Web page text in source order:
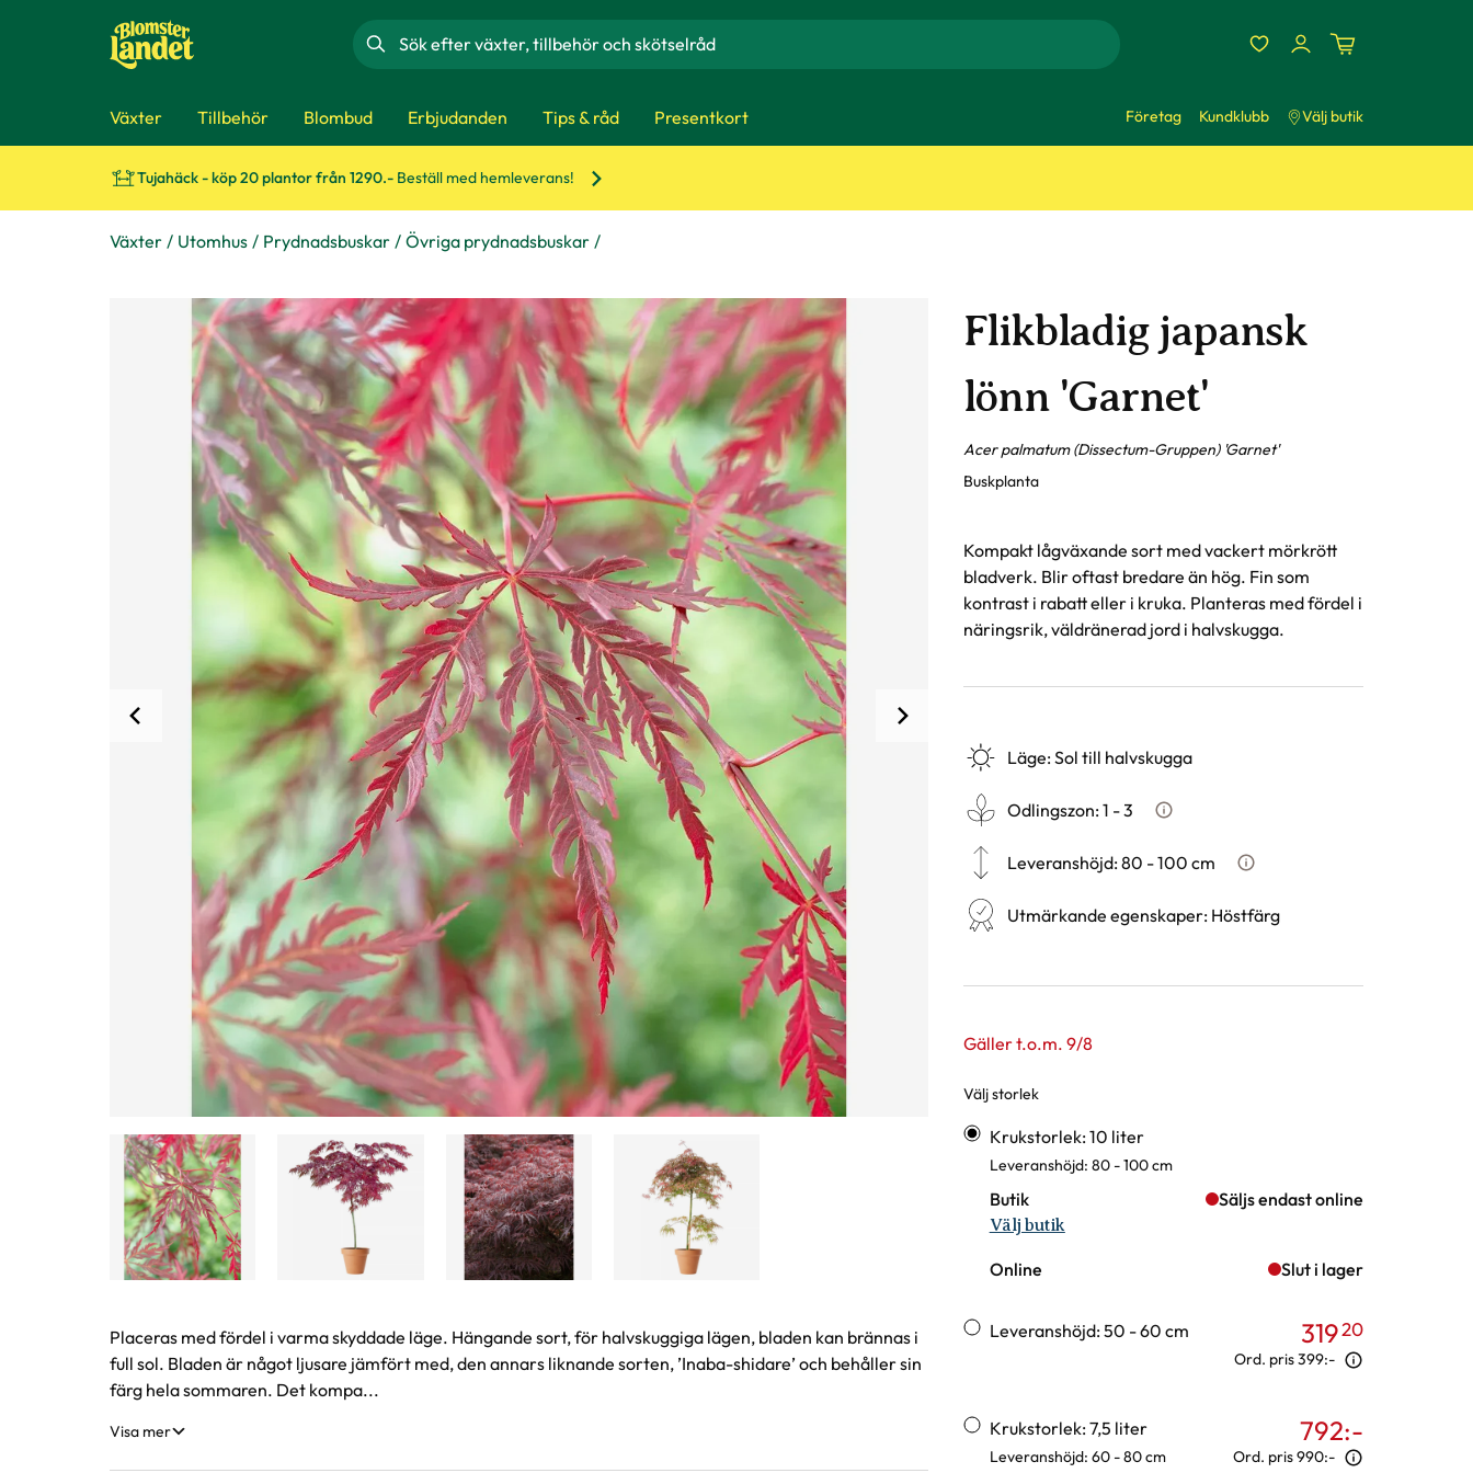
Sök
Växter Tillbehör Blombud Erbjudanden Tips & råd Presentkort Företag Kundklubb Välj butik
Tujahäck - köp 20 plantor från 1290.- Beställ med hemleverans!
Växter Utomhus Prydnadsbuskar Övriga prydnadsbuskar
Flikbladig japansk
lönn 'Garnet'
Acer palmatum (Dissectum-Gruppen) 'Garnet'
Buskplanta
Kompakt lågväxande sort med vackert mörkrött
bladverk. Blir oftast bredare än hög. Fin som
kontrast i rabatt eller i kruka. Planteras med fördel i
näringsrik, väldränerad jord i halvskugga.
Läge:Sol till halvskugga
Odlingszon:1 - 3
Vad är odlingszon?
Leveranshöjd:80 - 100 cm
Hur vi mäter leveranshöjd
Utmärkande egenskaper: Höstfärg
Gäller t.o.m. 9/8
Välj storlek
Varianter
Krukstorlek: 10 liter
Leveranshöjd: 80 - 100 cm
Butik Säljs endast online
Välj butik
Online Slut i lager
Leveranshöjd: 50 - 60 cm 31920
Ord. pris399:-
Krukstorlek: 7,5 liter
Leveranshöjd: 60 - 80 cm
792:-
Ord. pris990:-
Produktinformation
Placeras med fördel i varma skyddade läge. Hängande sort, för halvskuggiga lägen, bladen kan brännas i
full sol. Bladen är något ljusare jämfört med, den annars liknande sorten, ’Inaba-shidare’ och behåller sin
färg hela sommaren. Det kompa...
Visa mer